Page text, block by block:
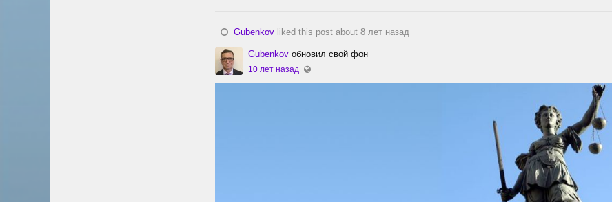
Gubenkov liked this post about 8 лет назад
Gubenkov обновил свой фон
10 лет назад